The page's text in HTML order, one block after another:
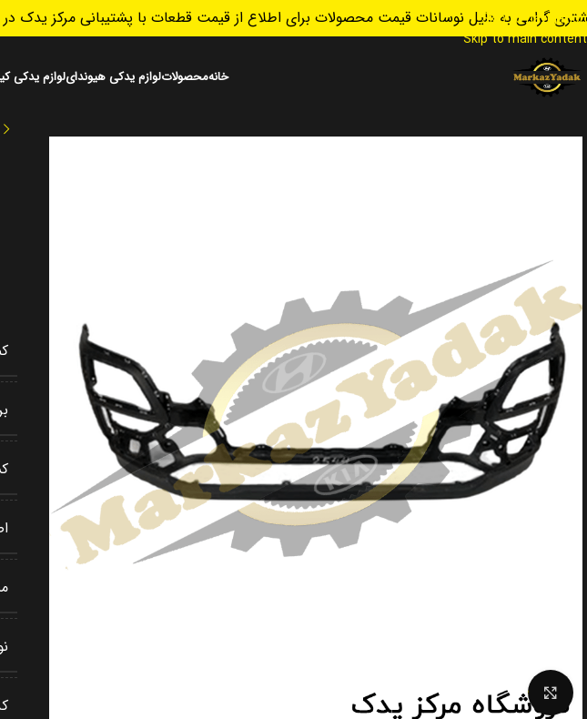
Skip to navigation
Skip to main content
گرامی به دلیل نوسانات قیمت محصولات برای اطلاع از قیمت قطعات با پشتیبانی مرکز یدک
خانهمحصولاتلوازم یدکی هیوندایلوازم یدکی
Click to enlarge